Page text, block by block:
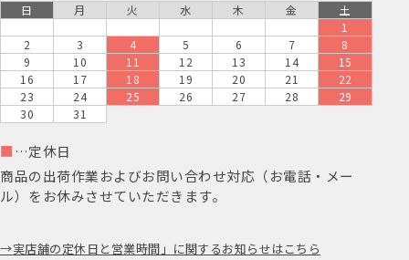
日 月 火 水 木 金
土
1
2
3 4 5 6 7
8
9
10 11 12 13 14
15
16
17 18 19 20 21
22
23
24 25 26 27 28
29
30
31
■ …定休日
商品の出荷作業およびお問い合わせ対応（お電話・メー
ル）をお休みさせていただきます。
実店舗の定休日と営業時間」に関するお知らせはこちら